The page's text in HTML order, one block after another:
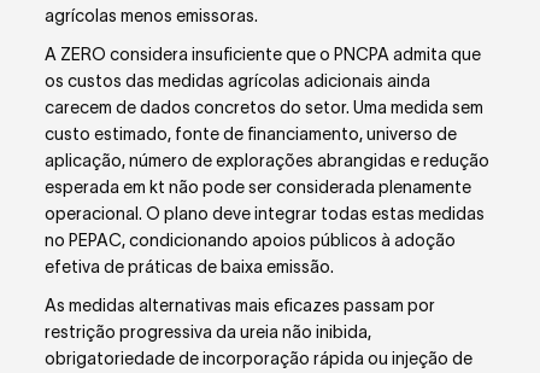
agrícolas menos emissoras.
A ZERO considera insuficiente que o PNCPA admita que
os custos das medidas agrícolas adicionais ainda
carecem de dados concretos do setor. Uma medida sem
custo estimado, fonte de financiamento, universo de
aplicação, número de explorações abrangidas e redução
esperada em kt não pode ser considerada plenamente
operacional. O plano deve integrar todas estas medidas
no PEPAC, condicionando apoios públicos à adoção
efetiva de práticas de baixa emissão.
As medidas alternativas mais eficazes passam por
restrição progressiva da ureia não inibida,
obrigatoriedade de incorporação rápida ou injeção de